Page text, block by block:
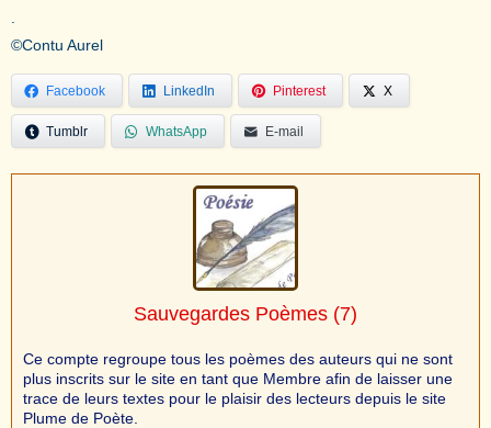
©Contu Aurel
Facebook LinkedIn Pinterest X
Tumblr WhatsApp E-mail
Sauvegardes Poèmes (7)
Ce compte regroupe tous les poèmes des auteurs qui ne sont
plus inscrits sur le site en tant que Membre afin de laisser une
trace de leurs textes pour le plaisir des lecteurs depuis le site
Plume de Poète.